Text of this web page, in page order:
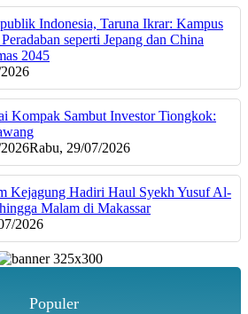
Indonesia, Taruna Ikrar: Kampus
seperti Jepang dan China
2045
Kompak Sambut Investor Tiongkok:
Rabu, 29/07/2026
Kejagung Hadiri Haul Syekh Yusuf Al-
Malam di Makassar
2026
Populer